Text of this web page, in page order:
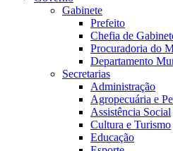
Gabinete
Prefeito
Chefia de
Procuradoria do
Departamento
Secretarias
Administração
Agropecuária e
Assistência Social
Cultura e Turismo
Educação